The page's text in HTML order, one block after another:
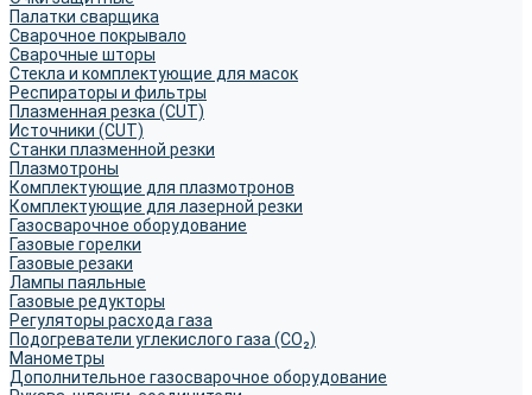
Палатки сварщика
Сварочное покрывало
Сварочные шторы
Стекла и комплектующие для масок
Респираторы и фильтры
Плазменная резка (CUT)
Источники (CUT)
Станки плазменной резки
Плазмотроны
Комплектующие для плазмотронов
Комплектующие для лазерной резки
Газосварочное оборудование
Газовые горелки
Газовые резаки
Лампы паяльные
Газовые редукторы
Регуляторы расхода газа
Подогреватели углекислого газа (CO₂)
Манометры
Дополнительное газосварочное оборудование